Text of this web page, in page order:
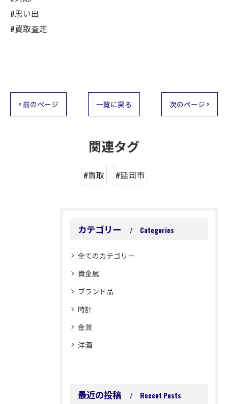
#思い出
#買取査定
< 前のページ 一覧に戻る 次のページ >
関連タグ
#買取 #延岡市
カテゴリー Categories
全てのカテゴリー
貴金属
ブランド品
時計
金貨
洋酒
最近の投稿 Recent Posts